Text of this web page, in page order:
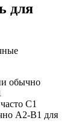
для
обычно
C1
A2-B1 для